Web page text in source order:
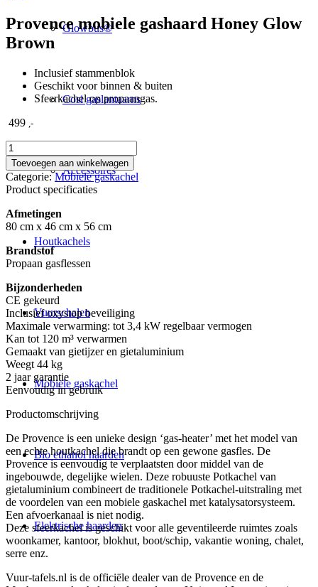
Glowbus®
Cosi gaslantaarns
Accessoires
Houtkachels
Vuurschalen
Mobiele gaskachel
Bio ethanol haarden
Elektrische haarden
Provence mobiele gashaard Honey Glow
Brown
Inclusief stammenblok
Geschikt voor binnen & buiten
Sfeerkachel op propaangas.
499 ,-
Provence
mobiele
gashaard
Honey
Glow
Brown
aantal
Toevoegen aan winkelwagen
Categorie:Mobiele gaskachel
Product specificaties
Afmetingen
80 cm x 46 cm x 56 cm
Brandstof
Propaan gasflessen
Bijzonderheden
CE gekeurd
Inclusief oxystop beveiliging
Maximale verwarming: tot 3,4 kW regelbaar vermogen
Kan tot 120 m³ verwarmen
Gemaakt van gietijzer en gietaluminium
Weegt 44 kg
2 jaar garantie
Eenvoudig in gebruik
Productomschrijving
De Provence is een unieke design ‘gas-heater’ met het model van
een echte houtkachel die brandt op een gewone gasfles. De
Provence is eenvoudig te verplaatsten door middel van de
ingebouwde, degelijke wielen. Deze robuuste Potkachel van
gietaluminium combineert de traditionele Potkachel-uitstraling met
de voordelen van een mobiele gaskachel met katalysatorsysteem.
Een afvoerkanaal is niet nodig.
Deze sfeerkachel is geschikt voor alle geventileerde ruimtes zoals
woonkamer, kantoor, blokhut, boot/schip, vakantie woning, chalet,
serre enz.
Vuur-tafels.nl is de officiële dealer van de Provence en de